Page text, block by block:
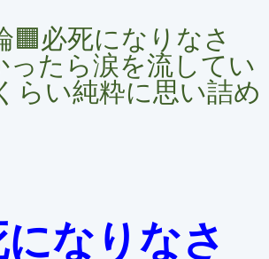
🟧必死になりなさ
ったら涙を流してい
らい純粋に思い詰め
になりなさ